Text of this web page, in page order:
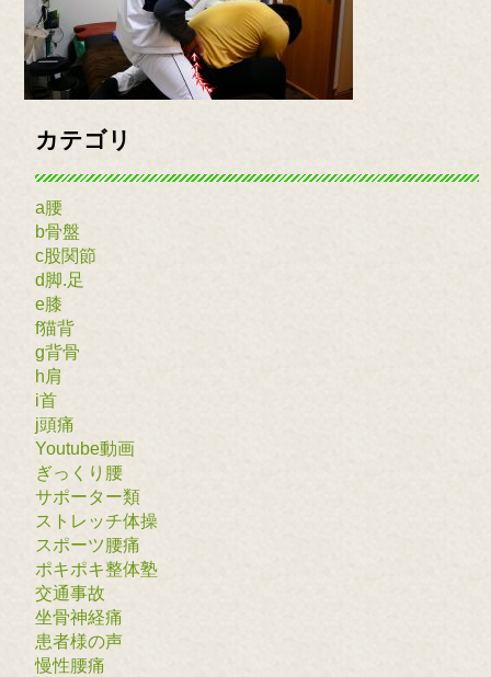
カテゴリ
a腰
b骨盤
c股関節
d脚.足
e膝
f猫背
g背骨
h肩
i首
j頭痛
Youtube動画
ぎっくり腰
サポーター類
ストレッチ体操
スポーツ腰痛
ポキポキ整体塾
交通事故
坐骨神経痛
患者様の声
慢性腰痛